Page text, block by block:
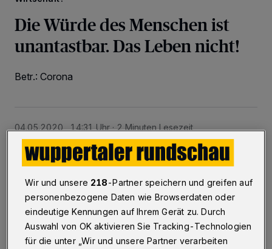
Die Würde des Menschen ist
unantastbar. Das Leben nicht!
Betr.: Corona
04.05.2020 , 14:31 Uhr 2 Minuten Lesezeit
„Ich sage es Ihnen mal ganz brutal: Wir retten in
Wir und unsere 218-Partner speichern und greifen auf
personenbezogene Daten wie Browserdaten oder
eindeutige Kennungen auf Ihrem Gerät zu. Durch
Auswahl von OK aktivieren Sie Tracking-Technologien
für die unter „Wir und unsere Partner verarbeiten